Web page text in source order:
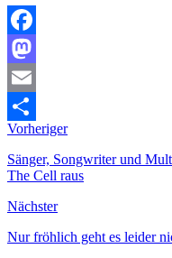
Facebook
Mastodon
Email
Teilen
Vorheriger
Sänger, Songwriter und
The Cell raus
Nächster
Nur fröhlich geht es leider